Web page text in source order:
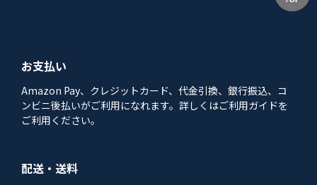
お支払い
Amazon Pay、クレジットカード、代金引換、銀行振込、コ
ンビニ後払いがご利用になれます。詳しくはご利用ガイドを
ご利用ください。
配送・送料